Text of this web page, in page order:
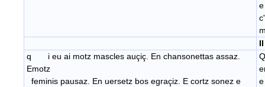
II
q i eu ai motz mascles auçiç. En chansonettas assaz.
Emotz
feminis pausaz. En uersetz bos egraçiz. E cortz sonez e